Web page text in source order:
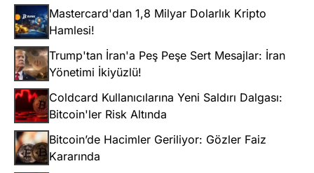
Mastercard'dan 1,8 Milyar Dolarlık Kripto
Hamlesi!
Trump'tan İran'a Peş Peşe Sert Mesajlar: İran
Yönetimi İkiyüzlü!
Coldcard Kullanıcılarına Yeni Saldırı Dalgası:
Bitcoin'ler Risk Altında
Bitcoin’de Hacimler Geriliyor: Gözler Faiz
Kararında